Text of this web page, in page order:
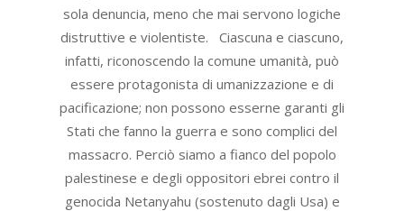
sola denuncia, meno che mai servono logiche
distruttive e violentiste. Ciascuna e ciascuno,
infatti, riconoscendo la comune umanità, può
essere protagonista di umanizzazione e di
pacificazione; non possono esserne garanti gli
Stati che fanno la guerra e sono complici del
massacro. Perciò siamo a fianco del popolo
palestinese e degli oppositori ebrei contro il
genocida Netanyahu (sostenuto dagli Usa) e